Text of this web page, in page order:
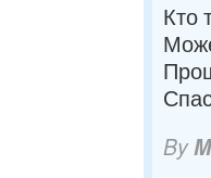
Кто
By